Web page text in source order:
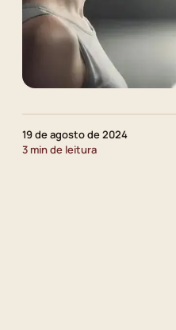
19 de agosto de 2024
3 min de leitura